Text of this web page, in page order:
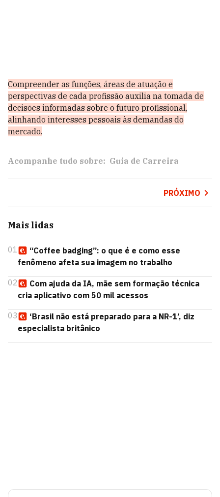
Compreender as funções, áreas de atuação e
perspectivas de cada profissão auxilia na tomada de
decisões informadas sobre o futuro profissional,
alinhando interesses pessoais às demandas do
mercado.
Acompanhe tudo sobre: Guia de Carreira
PRÓXIMO
Mais lidas
01
“Coffee badging”: o que é e como esse
fenômeno afeta sua imagem no trabalho
02
Com ajuda da IA, mãe sem formação técnica
cria aplicativo com 50 mil acessos
03
‘Brasil não está preparado para a NR-1’, diz
especialista britânico